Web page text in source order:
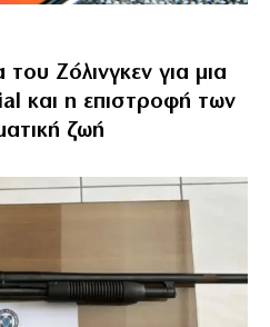
του Ζόλινγκεν για μια
και η επιστροφή των
ζωή